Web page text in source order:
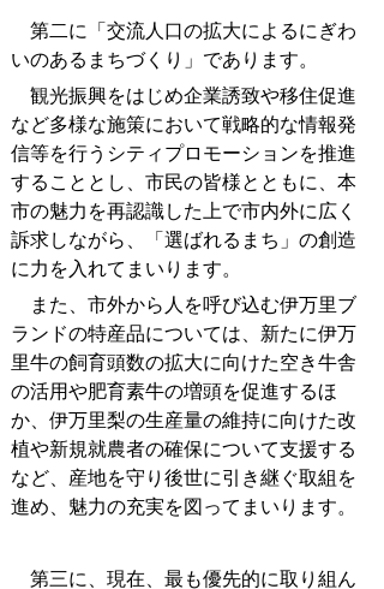
第二に「交流人口の拡大によるにぎわ
いのあるまちづくり」であります。
観光振興をはじめ企業誘致や移住促進
など多様な施策において戦略的な情報発
信等を行うシティプロモーションを推進
することとし、市民の皆様とともに、本
市の魅力を再認識した上で市内外に広く
訴求しながら、「選ばれるまち」の創造
に力を入れてまいります。
また、市外から人を呼び込む伊万里ブ
ランドの特産品については、新たに伊万
里牛の飼育頭数の拡大に向けた空き牛舎
の活用や肥育素牛の増頭を促進するほ
か、伊万里梨の生産量の維持に向けた改
植や新規就農者の確保について支援する
など、産地を守り後世に引き継ぐ取組を
進め、魅力の充実を図ってまいります。
第三に、現在、最も優先的に取り組ん